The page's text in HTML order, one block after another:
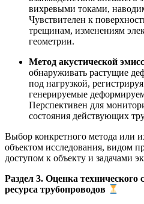
вихревыми токами,
Чувствителен к
трещинам, изменениям
геометрии.
Метод акустической
обнаруживать растущие
под нагрузкой,
генерируемые
Перспективен для
состояния действующих
Выбор конкретного метода или
объектом исследования, видом
доступом к объекту и задачами
Раздел 3. Оценка технического
ресурса трубопроводов